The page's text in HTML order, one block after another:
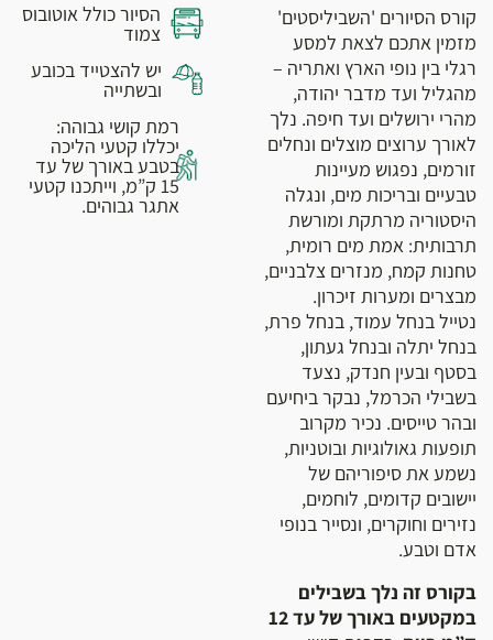
קורס הסיורים 'השביליסטים'
מזמין אתכם לצאת למסע
רגלי בין נופי הארץ ואתריה –
מהגליל ועד מדבר יהודה,
מהרי ירושלים ועד חיפה. נלך
לאורך ערוצים מוצלים ונחלים
זורמים, נפגוש מעיינות
טבעיים ובריכות מים, ונגלה
היסטוריה מרתקת ומורשת
תרבותית: אמת מים רומית,
טחנות קמח, מנזרים צלבניים,
מבצרים ומערות זיכרון.
נטייל בנחל עמוד, בנחל פרת,
בנחל יתלה ובנחל געתון,
בסטף ובעין חנדק, נצעד
בשבילי הכרמל, נבקר ביחיעם
ובהר טייסים. נכיר מקרוב
תופעות גאולוגיות ובוטניות,
נשמע את סיפוריהם של
יישובים קדומים, לוחמים,
נזירים וחוקרים, ונסייר בנופי
אדם וטבע.
בקורס זה נלך בשבילים
במקטעים באורך של
עד 12
הסיור כולל אוטובוס
צמוד
יש להצטייד בכובע
ובשתייה
רמת קושי גבוהה:
יכללו קטעי הליכה
בטבע באורך של עד
15 ק”מ, וייתכנו קטעי
אתגר גבוהים.